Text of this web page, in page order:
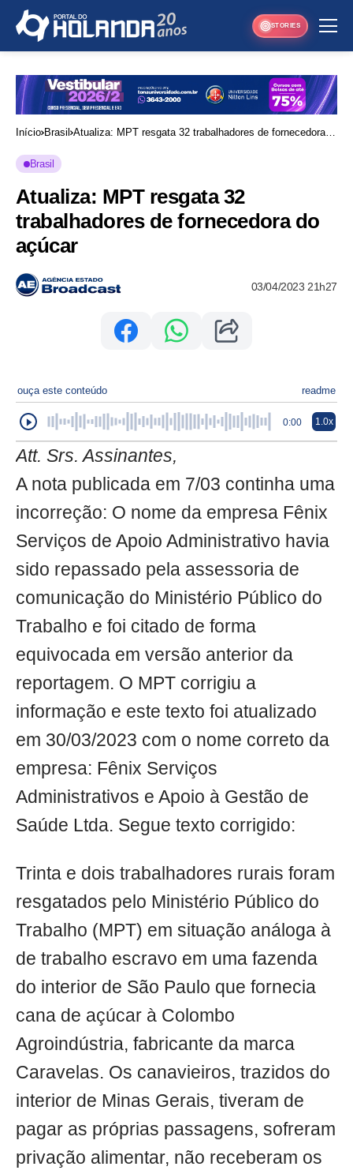
STORIES
Início Brasil Atualiza: MPT resgata 32 trabalhadores de fornecedora
Brasil
Atualiza: MPT resgata 32
trabalhadores de fornecedora do
açúcar
03/04/2023 21h27
ouça este conteúdo readme
0:00 1.0x
Att. Srs. Assinantes,
A nota publicada em 7/03 continha uma
incorreção: O nome da empresa Fênix
Serviços de Apoio Administrativo havia
sido repassado pela assessoria de
comunicação do Ministério Público do
Trabalho e foi citado de forma
equivocada em versão anterior da
reportagem. O MPT corrigiu a
informação e este texto foi atualizado
em 30/03/2023 com o nome correto da
empresa: Fênix Serviços
Administrativos e Apoio à Gestão de
Saúde Ltda. Segue texto corrigido:
Trinta e dois trabalhadores rurais foram
resgatados pelo Ministério Público do
Trabalho (MPT) em situação análoga à
de trabalho escravo em uma fazenda
do interior de São Paulo que fornecia
cana de açúcar à Colombo
Agroindústria, fabricante da marca
Caravelas. Os canavieiros, trazidos do
interior de Minas Gerais, tiveram de
pagar as próprias passagens, sofreram
privação alimentar, não receberam os